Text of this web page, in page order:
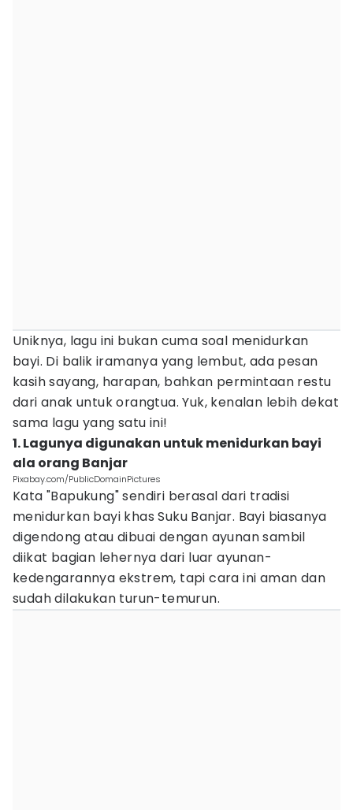
Uniknya, lagu ini bukan cuma soal menidurkan
bayi. Di balik iramanya yang lembut, ada pesan
kasih sayang, harapan, bahkan permintaan restu
dari anak untuk orangtua. Yuk, kenalan lebih dekat
sama lagu yang satu ini!
1. Lagunya digunakan untuk menidurkan bayi
ala orang Banjar
Pixabay.com/PublicDomainPictures
Kata "Bapukung" sendiri berasal dari tradisi
menidurkan bayi khas Suku Banjar. Bayi biasanya
digendong atau dibuai dengan ayunan sambil
diikat bagian lehernya dari luar ayunan-
kedengarannya ekstrem, tapi cara ini aman dan
sudah dilakukan turun-temurun.